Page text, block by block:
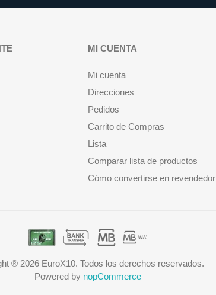
MI CUENTA
Mi cuenta
Direcciones
Pedidos
Carrito de Compras
Lista
Comparar lista de productos
Cómo convertirse en revendedor
® 2026 EuroX10. Todos los derechos reservados.
Powered by nopCommerce